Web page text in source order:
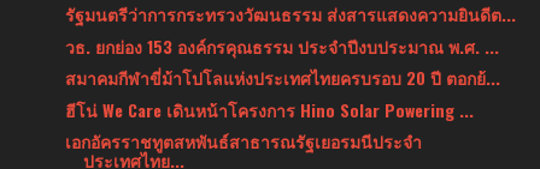
รัฐมนตรีว่าการกระทรวงวัฒนธรรม ส่งสารแสดงความยินดีต...
วธ. ยกย่อง 153 องค์กรคุณธรรม ประจำปีงบประมาณ พ.ศ. ...
สมาคมกีฬาขี่ม้าโปโลแห่งประเทศไทยครบรอบ 20 ปี ตอกย้...
ฮีโน่ We Care เดินหน้าโครงการ Hino Solar Powering ...
เอกอัครราชทูตสหพันธ์สาธารณรัฐเยอรมนีประจำ
ประเทศไทย...